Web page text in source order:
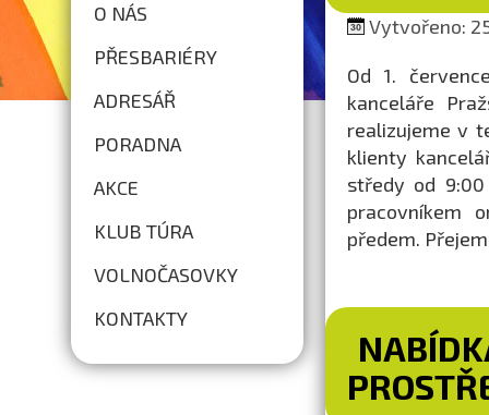
O NÁS
PŘESBARIÉRY
ADRESÁŘ
PORADNA
AKCE
KLUB TÚRA
VOLNOČASOVKY
KONTAKTY
Vytvořeno:
Od 1.
kanceláře
realizujeme v
klienty
středy od
pracovníkem
předem.